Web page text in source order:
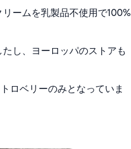
ームを乳製品不使用で100%
し、ヨーロッパのストアも
ロベリーのみとなっていま